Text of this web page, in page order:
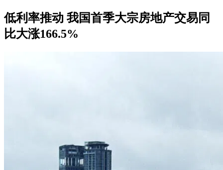
低利率推动 我国首季大宗房地产交易同
比大涨166.5%